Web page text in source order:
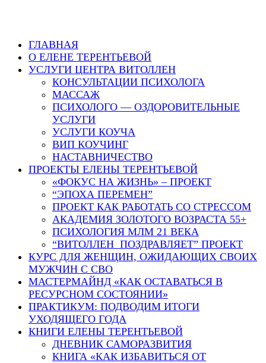
ГЛАВНАЯ
О ЕЛЕНЕ ТЕРЕНТЬЕВОЙ
УСЛУГИ ЦЕНТРА ВИТОЛЛЕН
КОНСУЛЬТАЦИИ ПСИХОЛОГА
МАССАЖ
ПСИХОЛОГО — ОЗДОРОВИТЕЛЬНЫЕ
УСЛУГИ
УСЛУГИ КОУЧА
ВИП КОУЧИНГ
НАСТАВНИЧЕСТВО
ПРОЕКТЫ ЕЛЕНЫ ТЕРЕНТЬЕВОЙ
«ФОКУС НА ЖИЗНЬ» – ПРОЕКТ
“ЭПОХА ПЕРЕМЕН”
ПРОЕКТ КАК РАБОТАТЬ СО СТРЕССОМ
АКАДЕМИЯ ЗОЛОТОГО ВОЗРАСТА 55+
ПСИХОЛОГИЯ МЛМ 21 ВЕКА
“ВИТОЛЛЕН ПОЗДРАВЛЯЕТ” ПРОЕКТ
КУРС ДЛЯ ЖЕНЩИН, ОЖИДАЮЩИХ СВОИХ
МУЖЧИН С СВО
МАСТЕРМАЙНД «КАК ОСТАВАТЬСЯ В
РЕСУРСНОМ СОСТОЯНИИ»
ПРАКТИКУМ: ПОДВОДИМ ИТОГИ
УХОДЯЩЕГО ГОДА
КНИГИ ЕЛЕНЫ ТЕРЕНТЬЕВОЙ
ДНЕВНИК САМОРАЗВИТИЯ
КНИГА «КАК ИЗБАВИТЬСЯ ОТ